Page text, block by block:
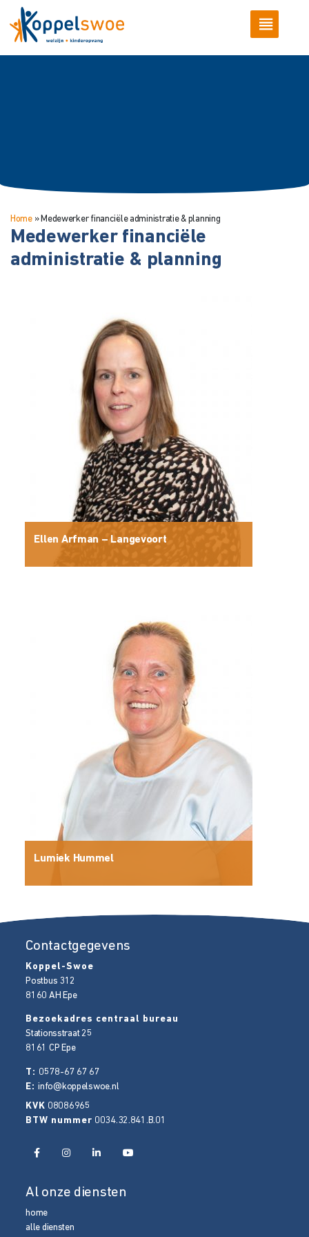
Home» Medewerker financiële administratie & planning
Medewerker financiële
administratie & planning
Ellen Arfman – Langevoort
Lumiek Hummel
Contactgegevens
Koppel-Swoe
Postbus 312
8160 AH Epe
Bezoekadres centraal bureau
Stationsstraat 25
8161 CP Epe
T: 0578-67 67 67
E:info@koppelswoe.nl
KVK 08086965
BTW nummer 0034.32.841.B.01
Al onze diensten
home
alle diensten